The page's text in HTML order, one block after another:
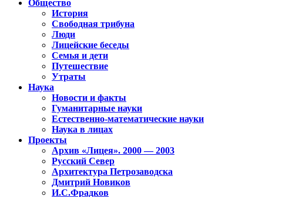
Общество
История
Свободная трибуна
Люди
Лицейские беседы
Семья и дети
Путешествие
Утраты
Наука
Новости и факты
Гуманитарные науки
Естественно-математические науки
Наука в лицах
Проекты
Архив «Лицея». 2000 — 2003
Русский Север
Архитектура Петрозаводска
Дмитрий Новиков
И.С.Фрадков